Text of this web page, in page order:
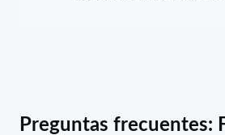
Preguntas frecuentes: